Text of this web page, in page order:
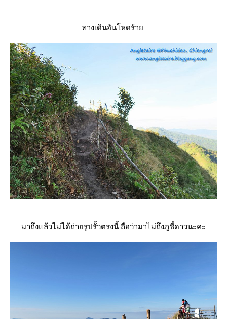
ทางเดินอันโหดร้า
มาถึงแล้วไม่ได้ถ่ายรูปรั้วตรงนี้ ถือว่ามาไม่ถึงภูชี้ดาวนะคะ